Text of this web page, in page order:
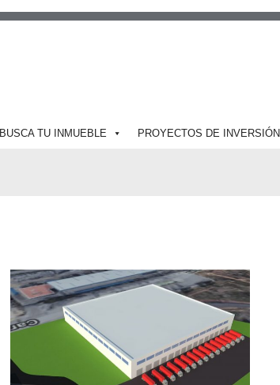
BUSCA TU INMUEBLE PROYECTOS DE INVERSIÓN